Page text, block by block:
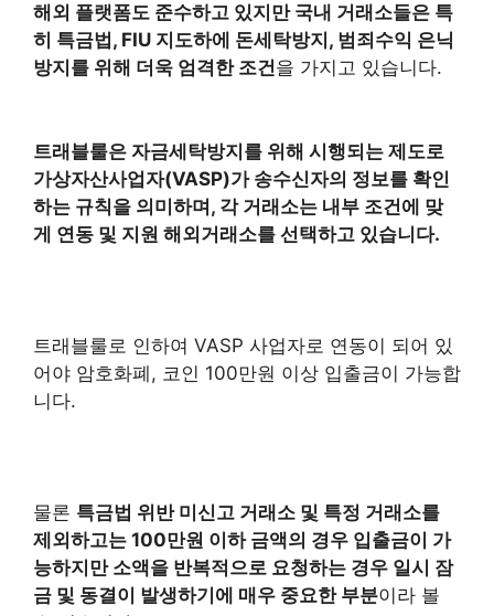
해외 플랫폼도 준수하고 있지만 국내 거래소들은 특
히 특금법, FIU 지도하에 돈세탁방지, 범죄수익 은닉
방지를 위해 더욱 엄격한 조건을 가지고 있습니다.
트래블룰은 자금세탁방지를 위해 시행되는 제도로
가상자산사업자(VASP)가 송수신자의 정보를 확인
하는 규칙을 의미하며, 각 거래소는 내부 조건에 맞
게 연동 및 지원 해외거래소를 선택하고 있습니다.
트래블룰로 인하여 VASP 사업자로 연동이 되어 있
어야 암호화폐, 코인 100만원 이상 입출금이 가능합
니다.
물론 특금법 위반 미신고 거래소 및 특정 거래소를
제외하고는 100만원 이하 금액의 경우 입출금이 가
능하지만 소액을 반복적으로 요청하는 경우 일시 잠
금 및 동결이 발생하기에 매우 중요한 부분이라 볼